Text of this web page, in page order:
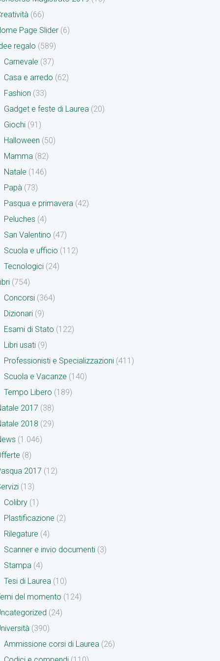
(66)
Page Slider (6)
regalo (589)
Carnevale (37)
Casa e arredo (62)
Fashion (33)
Gadget e feste di Laurea (20)
Giochi (91)
Halloween (50)
Mamma (82)
Natale (146)
Papà (73)
Pasqua e primavera (42)
Peluches (4)
San Valentino (47)
Scuola e ufficio (112)
Tecnologici (24)
(754)
Concorsi (364)
Dizionari (9)
Esami di Stato (122)
Libri usati (9)
Professionisti e Specializzazioni (411)
Scuola e Vacanze (140)
Tempo Libero (189)
2017 (38)
2018 (29)
(1.046)
(8)
2017 (12)
(13)
Colibry (1)
Plastificazione (2)
Rilegature (4)
Scanner e invio documenti (3)
Stampa (4)
Tesi di Laurea (10)
del momento (124)
(24)
(390)
Ammissione corsi di Laurea (26)